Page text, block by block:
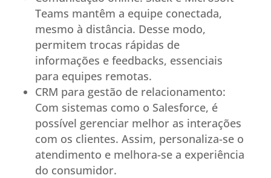
Teams mantêm a equipe conectada,
mesmo à distância. Desse modo,
permitem trocas rápidas de
informações e feedbacks, essenciais
para equipes remotas.
CRM para gestão de relacionamento:
Com sistemas como o Salesforce, é
possível gerenciar melhor as interações
com os clientes. Assim, personaliza-se o
atendimento e melhora-se a experiência
do consumidor.